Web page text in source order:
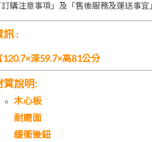
購注意事項」及「售後服務及運送事宜
訊:
120.7×深59.7×高81公分
質說明:
木心板
耐磨面
緩衝後鈕